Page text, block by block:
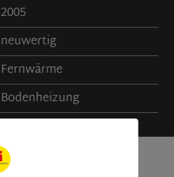
2005
neuwertig
Fernwärme
Bodenheizung